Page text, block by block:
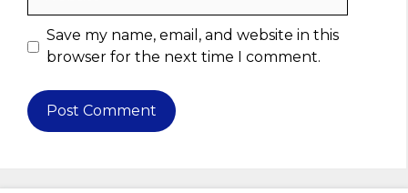
Save my name, email, and website in this
browser for the next time I comment.